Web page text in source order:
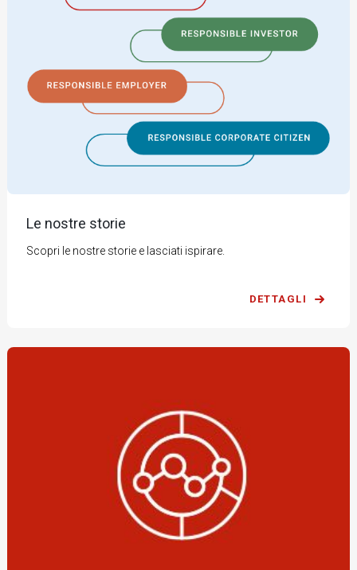
Le nostre storie
Scopri le nostre storie e lasciati ispirare.
DETTAGLI